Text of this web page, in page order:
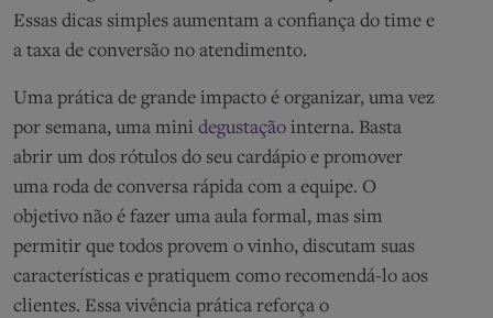
Essas dicas simples aumentam a confiança do time e
a taxa de conversão no atendimento.
Uma prática de grande impacto é organizar, uma vez
por semana, uma mini degustação interna. Basta
abrir um dos rótulos do seu cardápio e promover
uma roda de conversa rápida com a equipe. O
objetivo não é fazer uma aula formal, mas sim
permitir que todos provem o vinho, discutam suas
características e pratiquem como recomendá-lo aos
clientes. Essa vivência prática reforça o